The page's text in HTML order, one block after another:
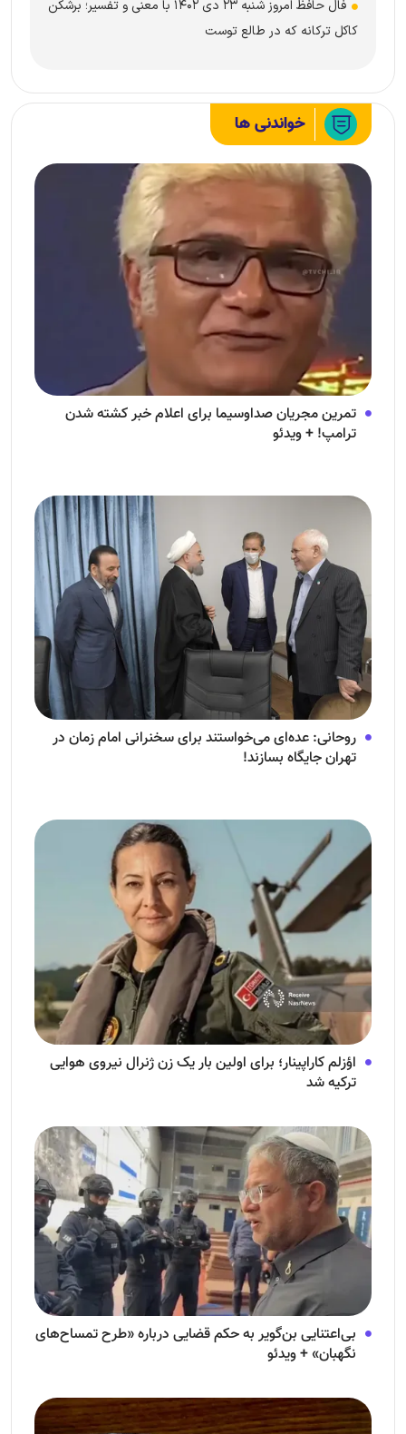
فال حافظ امروز شنبه ۲۳ دی ۱۴۰۲ با معنی و تفسیر؛ برشکن
کاکل ترکانه که در طالع توست
خواندنی ها
تمرین مجریان صداوسیما برای اعلام خبر کشته شدن
ترامپ! + ویدئو
روحانی: عده‌ای می‌خواستند برای سخنرانی امام زمان در
تهران جایگاه بسازند!
اؤزلم کاراپینار؛ برای اولین بار یک زن ژنرال نیروی هوایی
ترکیه شد
بی‌اعتنایی بن‌گویر به حکم قضایی درباره «طرح تمساح‌های
نگهبان» + ویدئو